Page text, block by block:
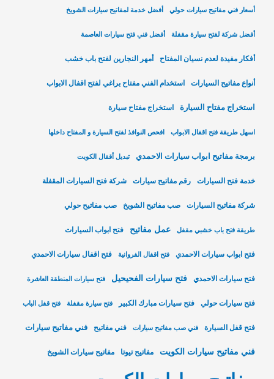
أسعار فني مفاتيح سيارات حولي أفضل خدمة لمفاتيح سيارات الشويخ
أفضل شركة لفتح سيارة مقفلة أفضل فني فتح سيارات العاصمة
أفكار مفيدة لعدم نسيان المفتاح أمهر النجارين لفتح باب خشب
أنواع مفاتيح السيارات استخدام الفني مفتاح براغي لفتح اقفال الابواب
استخراج مفتاح السيارة استخراج مفتاح سيارة
اسهل طريقة فتح اقفال الابواب افحص النوافذ لفتح السيارة و المفتاح داخلها
برمجة مفاتيح ابواب سيارات الاحمدي تبديل أقفال الكويت
خدمة فتح السيارات رقم مفاتيح سيارات شركة فتح السيارات المقفلة
شركة مفاتيح السيارات صب مفاتيح الشويخ صب مفاتيح حولي
طريقة فتح باب خشبي مقفل عمل مفاتيح فتح ابواب السيارات
فتح ابواب سيارات الاحمدي فتح اقفال الفروانية فتح اقفال سيارات الاحمدي
فتح سيارات الاحمدي فتح سيارات الفحيحيل فتح سيارات المنطقة العاشرة
فتح سيارات حولي فتح سيارات مبارك الكبير فتح سيارة مقفلة فتح قفل الباب
فتح قفل السيارة فني صب مفاتيح سيارات فني مفاتيح فني مفاتيح سيارات
فني مفاتيح سيارات الكويت مفاتيح تيوتا مفاتيح سيارات الشويخ